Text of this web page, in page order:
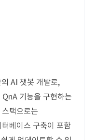
AI 챗봇 개발로,
기능을 구현하는
택으로는
베이스 구축이 포함